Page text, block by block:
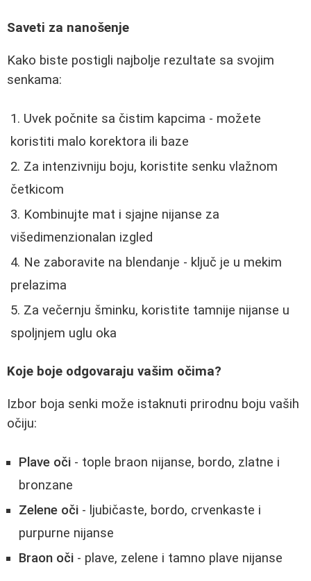
Saveti za nanošenje
Kako biste postigli najbolje rezultate sa svojim
senkama:
Uvek počnite sa čistim kapcima - možete
koristiti malo korektora ili baze
Za intenzivniju boju, koristite senku vlažnom
četkicom
Kombinujte mat i sjajne nijanse za
višedimenzionalan izgled
Ne zaboravite na blendanje - ključ je u mekim
prelazima
Za večernju šminku, koristite tamnije nijanse u
spoljnjem uglu oka
Koje boje odgovaraju vašim očima?
Izbor boja senki može istaknuti prirodnu boju vaših
očiju:
Plave oči - tople braon nijanse, bordo, zlatne i
bronzane
Zelene oči - ljubičaste, bordo, crvenkaste i
purpurne nijanse
Braon oči - plave, zelene i tamno plave nijanse